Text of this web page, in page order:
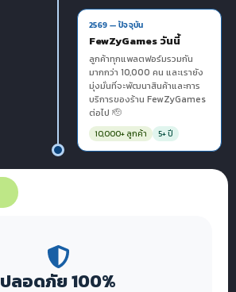
2569 — ปัจจุบัน
FewZyGames วันนี้
ลูกค้าทุกแพลตฟอร์มรวมกัน
มากกว่า 10,000 คน และเรายัง
มุ่งมั่นที่จะพัฒนาสินค้าและการ
บริการของร้าน FewZyGames
ต่อไป 🫡
10,000+ ลูกค้า 5+ ปี
ปลอดภัย 100%